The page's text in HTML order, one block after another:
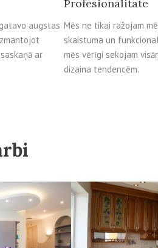
augstas
ar
Profesionalitāte
Mēs ne tikai ražojam
skaistuma un
mēs vērīgi sekojam
dizaina tendencēm.